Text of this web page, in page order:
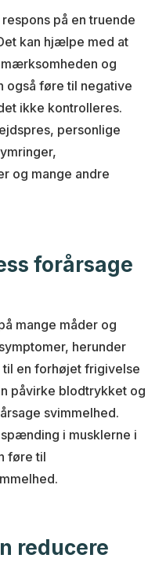
på en truende
kan hjælpe med at
og
også føre til negative
ikke kontrolleres.
personlige
og mange andre
forårsage
mange måder og
herunder
til en forhøjet frigivelse
påvirke blodtrykket og
svimmelhed.
i musklerne i
føre til
reducere